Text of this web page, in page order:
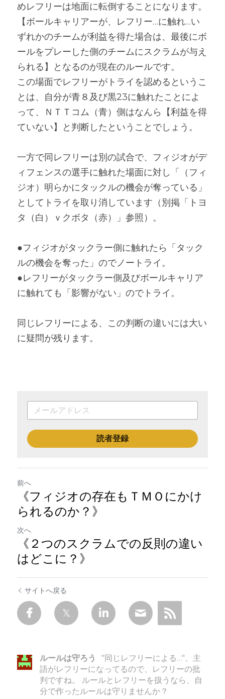
めレフリーは地面に転倒することになります。
【ボールキャリアーが、レフリー…に触れ…い
ずれかのチームが利益を得た場合は、最後にボ
ールをプレーした側のチームにスクラムが与え
られる】となるのが現在のルールです。
この場面でレフリーがトライを認めるというこ
とは、自分が青８及び黒23に触れたことによ
って、ＮＴＴコム（青）側はなんら【利益を得
ていない】と判断したということでしょう。
一方で同レフリーは別の試合で、フィジオがデ
ィフェンスの選手に触れた場面に対し「（フィ
ジオ）明らかにタックルの機会が奪っている」
としてトライを取り消しています（別掲「トヨ
タ（白）ｖクボタ（赤）」参照）。
●フィジオがタックラー側に触れたら「タック
ルの機会を奪った」のでノートライ。
●レフリーがタックラー側及びボールキャリア
に触れても「影響がない」のでトライ。
同じレフリーによる、この判断の違いには大い
に疑問が残ります。
読者登録
前へ
《フィジオの存在もＴＭＯにかけ
られるのか？》
次へ
《２つのスクラムでの反則の違い
はどこに？》
サイトへ戻る
ルールは守ろう
"同じレフリーによる…"、主
語がレフリーになってるので、レフリーの批
判ですね。 ルールとレフリーを扱うなら、自
分で作ったルールは守りませんか？